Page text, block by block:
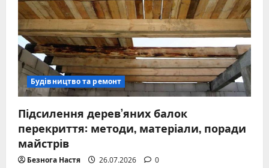
Будівництво та ремонт
Підсилення дерев’яних балок
перекриття: методи, матеріали, поради
майстрів
Безнога Настя 26.07.2026 0